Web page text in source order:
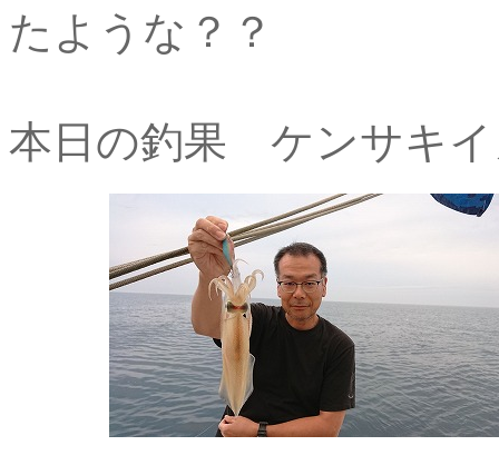
たような？？
本日の釣果 ケンサキイ